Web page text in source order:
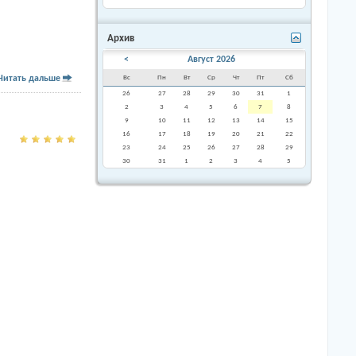
дальше
Архив
< Август 2026
Вс Пн Вт Ср Чт Пт Сб
26 27 28 29 30 31
1
2
3 4 5 6 7
8
9
10 11 12 13 14
15
16
17 18 19 20 21
22
23
24 25 26 27 28
29
30
31 1 2 3 4 5